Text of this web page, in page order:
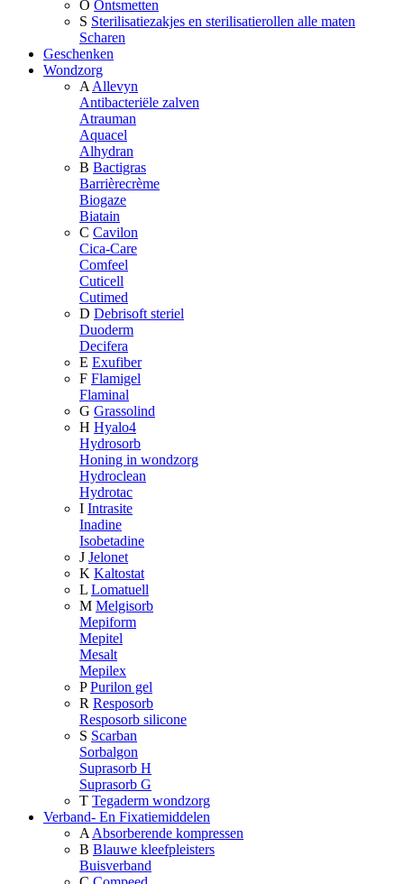
O Ontsmetten
S Sterilisatiezakjes en sterilisatierollen alle maten
Scharen
Geschenken
Wondzorg
A Allevyn
Antibacteriële zalven
Atrauman
Aquacel
Alhydran
B Bactigras
Barrièrecrème
Biogaze
Biatain
C Cavilon
Cica-Care
Comfeel
Cuticell
Cutimed
D Debrisoft steriel
Duoderm
Decifera
E Exufiber
F Flamigel
Flaminal
G Grassolind
H Hyalo4
Hydrosorb
Honing in wondzorg
Hydroclean
Hydrotac
I Intrasite
Inadine
Isobetadine
J Jelonet
K Kaltostat
L Lomatuell
M Melgisorb
Mepiform
Mepitel
Mesalt
Mepilex
P Purilon gel
R Resposorb
Resposorb silicone
S Scarban
Sorbalgon
Suprasorb H
Suprasorb G
T Tegaderm wondzorg
Verband- En Fixatiemiddelen
A Absorberende kompressen
B Blauwe kleefpleisters
Buisverband